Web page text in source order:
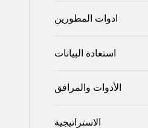
ادوات المطورين
استعادة البيانات
الأدوات والمرافق
الاستراتيجية